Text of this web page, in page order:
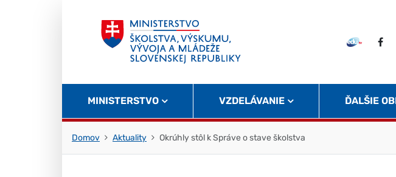
EDU TV
MINISTERSTVO VZDELÁVANIE ĎALŠIE
Domov Aktuality Okrúhly stôl k Správe o stave školstva